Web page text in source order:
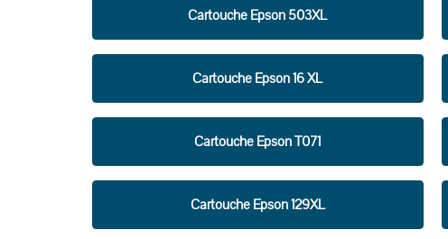
Cartouche Epson 503XL
Cartouche Epson 16 XL
Cartouche Epson T071
Cartouche Epson 129XL